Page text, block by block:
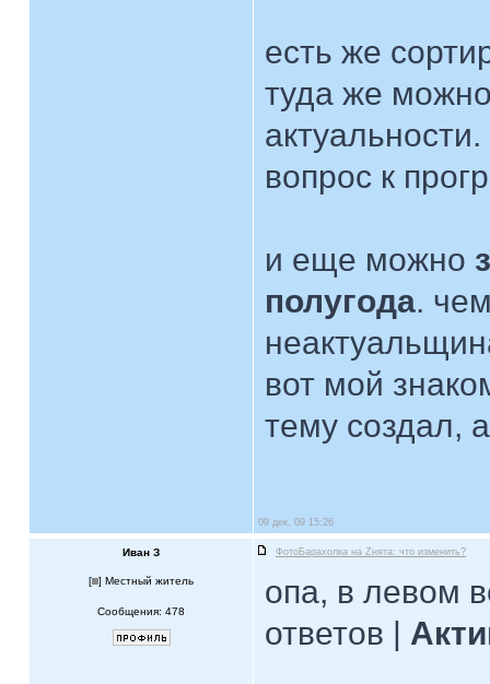
есть же
туда же
вопрос к
и еще можно
полугода.
вот мой
тему создал,
09 дек, 09 15:26
Иван З ФотоБарахолка на Zнята: что изменить?
[ ] Местный житель
Сообщения: 478
опа, в левом
ответов |